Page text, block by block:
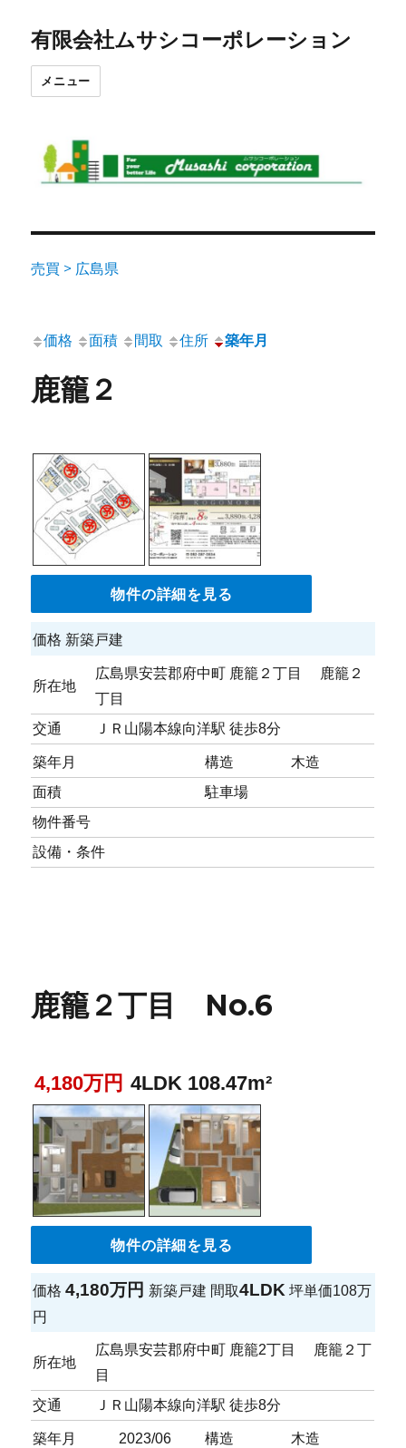
有限会社ムサシコーポレーション
メニュー
売買 > 広島県
価格 面積 間取 住所 築年月
鹿籠２
物件の詳細を見る
価格 新築戸建
所在地
広島県安芸郡府中町 鹿籠２丁目 鹿籠２
丁目
交通
ＪＲ山陽本線向洋駅 徒歩8分
築年月 構造
木造
面積
駐車場
物件番号
設備・条件
鹿籠２丁目 No.6
4,180万円 4LDK 108.47m²
物件の詳細を見る
価格 4,180万円 新築戸建 間取4LDK 坪単価108万
円
所在地
広島県安芸郡府中町 鹿籠2丁目 鹿籠２丁
目
交通
ＪＲ山陽本線向洋駅 徒歩8分
築年月 2023/06 構造
木造